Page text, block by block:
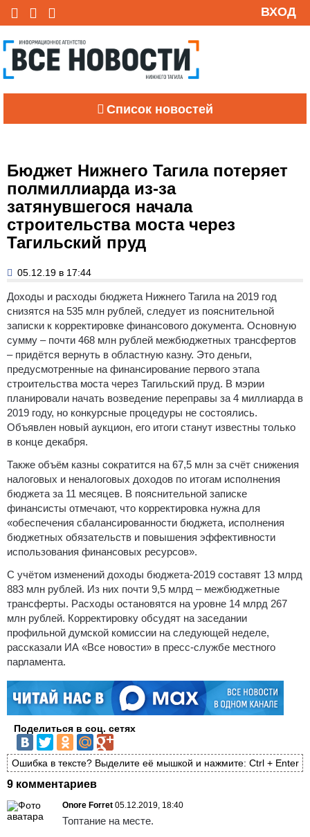
ВХОД
Список новостей
Бюджет Нижнего Тагила потеряет
полмиллиарда из-за
затянувшегося начала
строительства моста через
Тагильский пруд
05.12.19 в 17:44
Доходы и расходы бюджета Нижнего Тагила на 2019 год
снизятся на 535 млн рублей, следует из пояснительной
записки к корректировке финансового документа. Основную
сумму – почти 468 млн рублей межбюджетных трансфертов
– придётся вернуть в областную казну. Это деньги,
предусмотренные на финансирование первого этапа
строительства моста через Тагильский пруд. В мэрии
планировали начать возведение переправы за 4 миллиарда в
2019 году, но конкурсные процедуры не состоялись.
Объявлен новый аукцион, его итоги станут известны только
в конце декабря.
Также объём казны сократится на 67,5 млн за счёт снижения
налоговых и неналоговых доходов по итогам исполнения
бюджета за 11 месяцев. В пояснительной записке
финансисты отмечают, что корректировка нужна для
«обеспечения сбалансированности бюджета, исполнения
бюджетных обязательств и повышения эффективности
использования финансовых ресурсов».
С учётом изменений доходы бюджета-2019 составят 13 млрд
883 млн рублей. Из них почти 9,5 млрд – межбюджетные
трансферты. Расходы остановятся на уровне 14 млрд 267
млн рублей. Корректировку обсудят на заседании
профильной думской комиссии на следующей неделе,
рассказали ИА «Все новости» в пресс-службе местного
парламента.
Поделиться в соц. сетях
Ошибка в тексте? Выделите её мышкой и нажмите: Ctrl + Enter
9 комментариев
Onore Forret 05.12.2019, 18:40
Топтание на месте.